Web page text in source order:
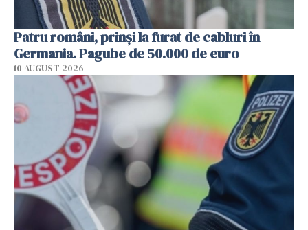
Patru români, prinși la furat de cabluri în
Germania. Pagube de 50.000 de euro
10 AUGUST 2026